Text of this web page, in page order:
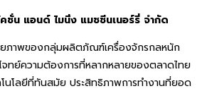
น แอนด์ ไมนิ่ง แมชชีนเนอร์รี่ จำกัด
ภาพของกลุ่มผลิตภัณฑ์เครื่องจักรกลหนัก
ทย์ความต้องการที่หลากหลายของตลาดไทย
โนโลยีที่ทันสมัย ประสิทธิภาพการทำงานที่ยอด